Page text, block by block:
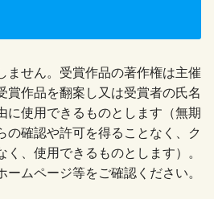
ません。受賞作品の著作権は主催
賞作品を翻案し又は受賞者の氏名
に使用できるものとします（無期
の確認や許可を得ることなく、ク
く、使用できるものとします）。
ームページ等をご確認ください。